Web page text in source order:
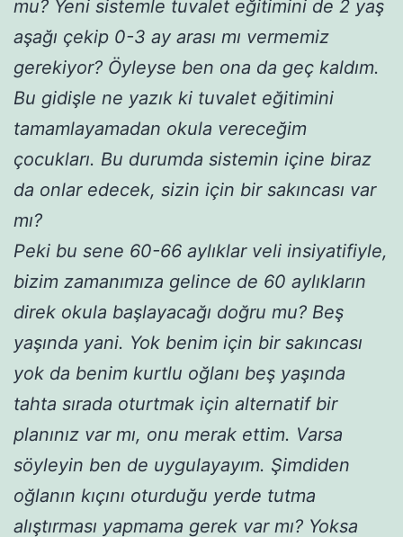
mu? Yeni sistemle tuvalet eğitimini de 2 yaş
aşağı çekip 0-3 ay arası mı vermemiz
gerekiyor? Öyleyse ben ona da geç kaldım.
Bu gidişle ne yazık ki tuvalet eğitimini
tamamlayamadan okula vereceğim
çocukları. Bu durumda sistemin içine biraz
da onlar edecek, sizin için bir sakıncası var
mı?
Peki bu sene 60-66 aylıklar veli insiyatifiyle,
bizim zamanımıza gelince de 60 aylıkların
direk okula başlayacağı doğru mu? Beş
yaşında yani. Yok benim için bir sakıncası
yok da benim kurtlu oğlanı beş yaşında
tahta sırada oturtmak için alternatif bir
planınız var mı, onu merak ettim. Varsa
söyleyin ben de uygulayayım. Şimdiden
oğlanın kıçını oturduğu yerde tutma
alıştırması yapmama gerek var mı? Yoksa